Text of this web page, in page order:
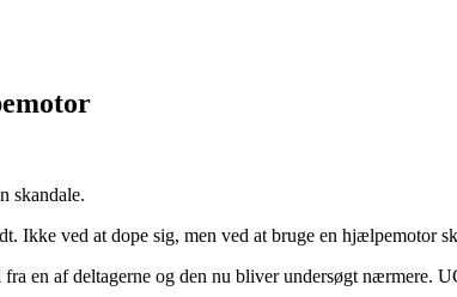
skandale.
Ikke ved at dope sig, men ved at bruge en hjælpemotor
en af deltagerne og den nu bliver undersøgt nærmere.